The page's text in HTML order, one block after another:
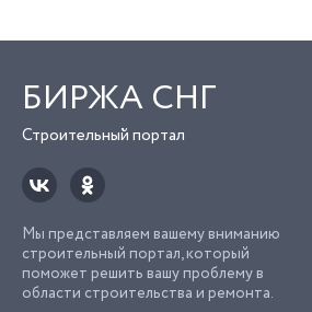
БИРЖА СНГ
Строительный портал
Мы представляем вашему вниманию
строительный портал, который
поможет решить вашу проблему в
области строительства и ремонта.